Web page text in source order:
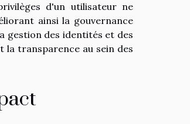
d'un utilisateur ne
ainsi la gouvernance
gestion des identités et des
la transparence au sein des